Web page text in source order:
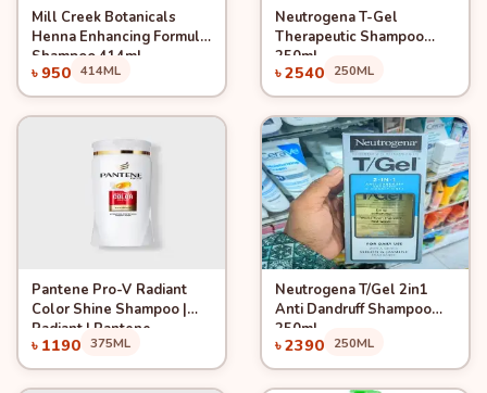
Quick ViewAdd to Cart
Mill Creek Botanicals
Henna Enhancing Formula
Shampoo 414ml
৳ 950 414ML
Quick ViewAdd to Cart
Neutrogena T-Gel
Therapeutic Shampoo
250ml
৳ 2540 250ML
Quick ViewAdd to Cart
Pantene Pro-V Radiant
Color Shine Shampoo |
Radiant | Pantene
Shampoo
৳ 1190 375ML
Quick ViewAdd to Cart
Neutrogena T/Gel 2in1
Anti Dandruff Shampoo
250ml
৳ 2390 250ML